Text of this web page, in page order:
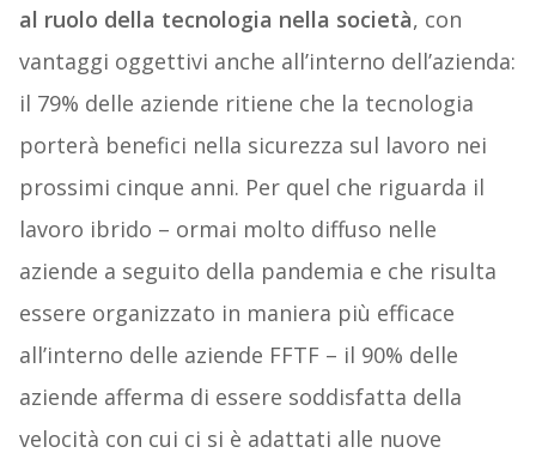
al ruolo della tecnologia nella società, con
vantaggi oggettivi anche all’interno dell’azienda:
il 79% delle aziende ritiene che la tecnologia
porterà benefici nella sicurezza sul lavoro nei
prossimi cinque anni. Per quel che riguarda il
lavoro ibrido – ormai molto diffuso nelle
aziende a seguito della pandemia e che risulta
essere organizzato in maniera più efficace
all’interno delle aziende FFTF – il 90% delle
aziende afferma di essere soddisfatta della
velocità con cui ci si è adattati alle nuove